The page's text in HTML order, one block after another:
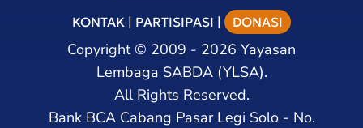
KONTAK | PARTISIPASI | DONASI
Copyright© 2009 - 2026 Yayasan
Lembaga SABDA (YLSA).
All Rights Reserved.
Bank BCA Cabang Pasar Legi Solo - No.